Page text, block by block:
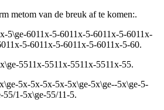
metom van de breuk af te komen:.
5\ge-6011x-5-6011x-5-6011x-5-6011x-
5-6011x-5-6011x-5-6011x-5-60.
5511x-5511x-5511x-5511x-55.
x\ge-5x-5x-5x-5x-5x\ge-5x\ge--5x\ge-5-
55/1-5x\ge-55/11-5.